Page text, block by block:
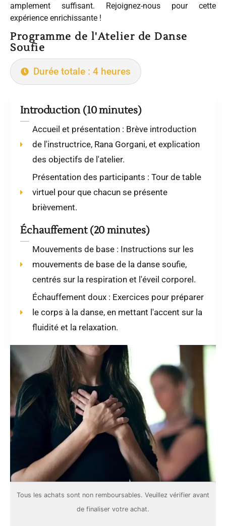
amplement suffisant. Rejoignez-nous pour cette
expérience enrichissante !
Programme de l'Atelier de Danse
Soufie
Durée totale : 4 heures
Introduction (10 minutes)
Accueil et présentation : Brève introduction
de l'instructrice, Rana Gorgani, et explication
des objectifs de l'atelier.
Présentation des participants : Tour de table
virtuel pour que chacun se présente
brièvement.
Échauffement (20 minutes)
Mouvements de base : Instructions sur les
mouvements de base de la danse soufie,
centrés sur la respiration et l'éveil corporel.
Échauffement doux : Exercices pour préparer
le corps à la danse, en mettant l'accent sur la
fluidité et la relaxation.
Tous les achats sont non remboursables. Veuillez vérifier avant
de finaliser votre achat.